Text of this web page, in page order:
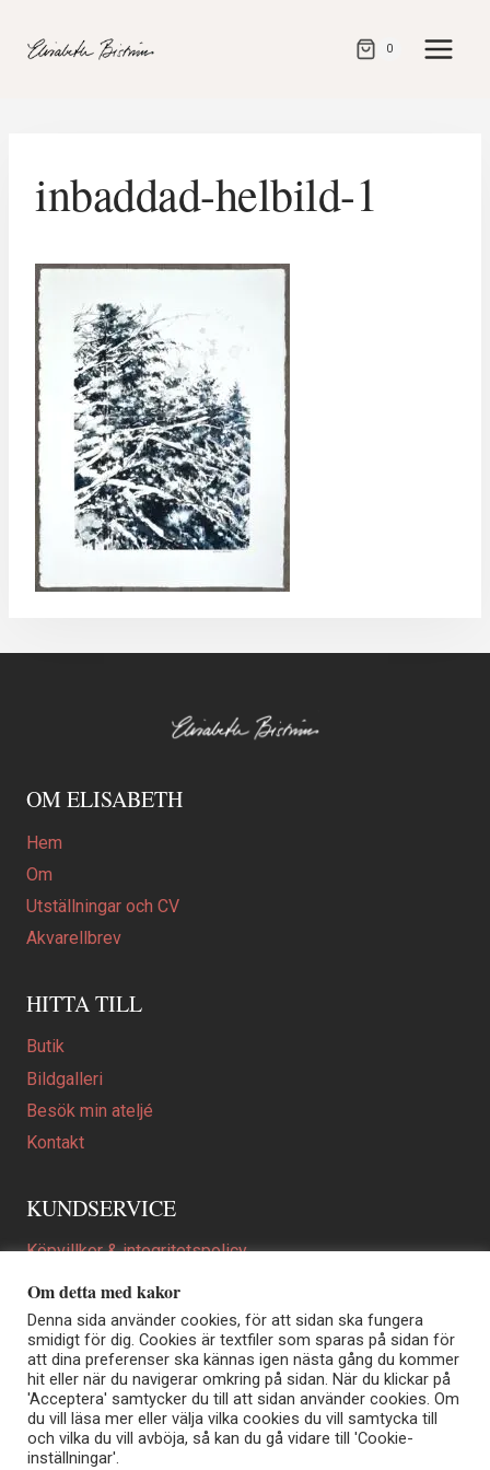
direkt
0
inbaddad-helbild-1
OM ELISABETH
Hem
Om
Utställningar och CV
Akvarellbrev
HITTA TILL
Butik
Bildgalleri
Besök min ateljé
Kontakt
KUNDSERVICE
Köpvillkor & integritetspolicy
Att beställa ett personligt utformat konstverk
En personligare gåva
FAQ
Elisabeth Biström | Akvarellkonstnär | Norrtälje
Sjöängstorpet AB, org.nr 556373-5447
Om detta med kakor
Denna sida använder cookies, för att sidan ska fungera
smidigt för dig. Cookies är textfiler som sparas på sidan för
att dina preferenser ska kännas igen nästa gång du kommer
hit eller när du navigerar omkring på sidan. När du klickar på
'Acceptera' samtycker du till att sidan använder cookies. Om
du vill läsa mer eller välja vilka cookies du vill samtycka till
och vilka du vill avböja, så kan du gå vidare till 'Cookie-
inställningar'.